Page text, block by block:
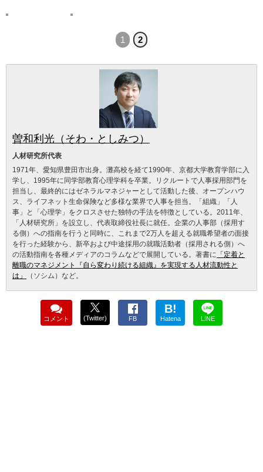
1 2
曽和利光（そわ・としみつ）
人材研究所代表
1971年、愛知県豊田市出身。灘高校を経て1990年、京都大学教育学部に入
学し、1995年に同学部教育心理学科を卒業。リクルートで人事採用部門を
担当し、最終的にはゼネラルマネジャーとして活動した後、オープンハウ
ス、ライフネット生命保険など多様な業界で人事を担当。「組織」「人
事」と「心理学」をクロスさせた独特の手法を特徴としている。2011年、
「人材研究所」を設立し、代表取締役社長に就任。企業の人事部（採用す
る側）への指南を行うと同時に、これまで2万人を超える就職希望者の面接
を行った経験から、新卒および中途採用の就職活動者（採用される側）へ
の活動指南を各種メディアのコラムなどで展開している。著書に 「定着と
離職のマネジメント『自ら変わり続ける組織』を実現する人材流動性と
は」
（ソシム）など。
コメント (Twitter) FB
B!
Hatena LINE